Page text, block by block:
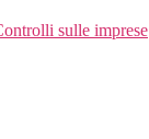
sulle imprese